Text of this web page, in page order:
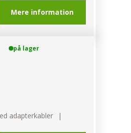
Mere information
på lager
adapterkabler